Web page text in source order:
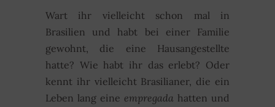
Wart ihr vielleicht schon mal in
Brasilien und habt bei einer Familie
gewohnt, die eine Hausangestellte
hatte? Wie habt ihr das erlebt? Oder
kennt ihr vielleicht Brasilianer, die ein
Leben lang eine empregada hatten und